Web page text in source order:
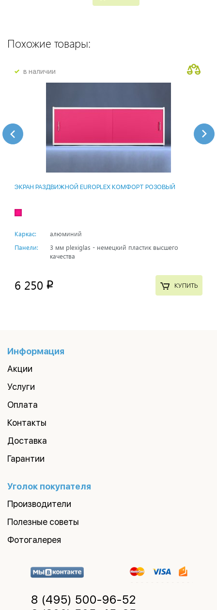
Похожие товары:
в наличии
ЭКРАН РАЗДВИЖНОЙ EUROPLEX КОМФОРТ РОЗОВЫЙ
Каркас:
алюминий
Панели:
3 мм plexiglas - немецкий пластик высшего
качества
6 250 p КУПИТЬ
Информация
Акции
Услуги
Оплата
Контакты
Доставка
Гарантии
Уголок покупателя
Производители
Полезные советы
Фотогалерея
8 (495) 500-96-52